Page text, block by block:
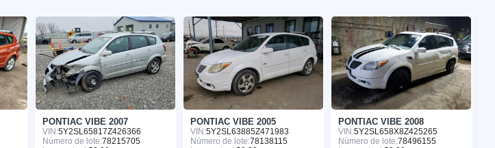
PONTIAC VIBE 2007
VIN:5Y2SL65817Z426366
Número de lote:78215705
PONTIAC VIBE 2005
VIN:5Y2SL63885Z471983
Número de lote:78138115
PONTIAC VIBE 2008
VIN:5Y2SL658X8Z425265
Número de lote:78496155